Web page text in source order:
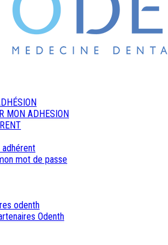
MON ADHESION
mot de passe
odenth
Odenth